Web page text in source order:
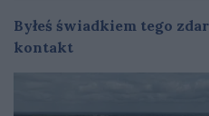
Byłeś świadkiem tego
kontakt